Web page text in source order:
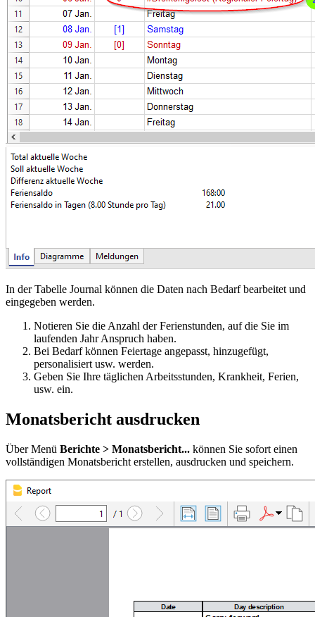
In der Tabelle Journal können die Daten nach Bedarf bearbeitet und
eingegeben werden.
Notieren Sie die Anzahl der Ferienstunden, auf die Sie im
laufenden Jahr Anspruch haben.
Bei Bedarfkönnen Feiertage angepasst, hinzugefügt,
personalisiert usw. werden.
Geben Sie Ihre täglichen Arbeitsstunden, Krankheit, Ferien,
usw. ein.
Monatsbericht ausdrucken
Über Menü Berichte > Monatsbericht... können Sie sofort einen
vollständigen Monatsbericht erstellen, ausdrucken und speichern.